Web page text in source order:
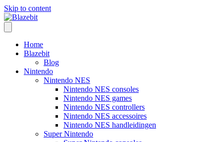
Skip to content
Home
Blazebit
Blog
Nintendo
Nintendo NES
Nintendo NES consoles
Nintendo NES games
Nintendo NES controllers
Nintendo NES accessoires
Nintendo NES handleidingen
Super Nintendo